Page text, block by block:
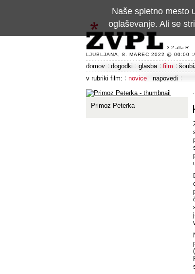
3.2 alfa R
LJUBLJANA, 8. MAREC 2022 @
domov dogodki glasba film
v rubriki film:
novice napovedi
Primoz Peterka
Naše spletno mesto
oglaševanje. Ali se